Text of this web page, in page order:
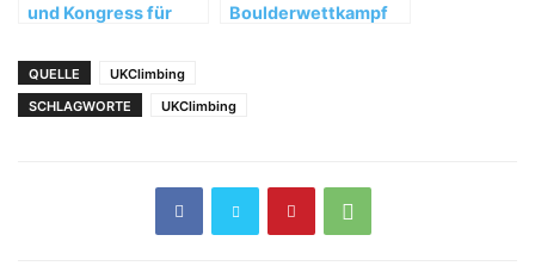
und Kongress für
Teheran
Boulderwettkampf
QUELLE
UKClimbing
SCHLAGWORTE
UKClimbing